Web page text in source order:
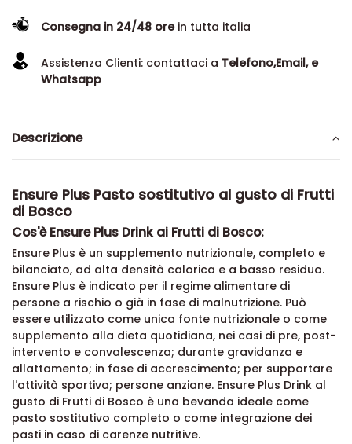
Consegna in 24/48 orein tutta italia
Assistenza Clienti: contattaci a Telefono,Email, e
Whatsapp
Descrizione
Ensure Plus Pasto sostitutivo al gusto di Frutti
di Bosco
Cos'è Ensure Plus Drink ai Frutti di Bosco:
Ensure Plus è un supplemento nutrizionale, completo e
bilanciato, ad alta densità calorica e a basso residuo.
Ensure Plus è indicato per il regime alimentare di
persone a rischio o già in fase di malnutrizione. Può
essere utilizzato come unica fonte nutrizionale o come
supplemento alla dieta quotidiana, nei casi di pre, post-
intervento e convalescenza; durante gravidanza e
allattamento; in fase di accrescimento; per supportare
l'attività sportiva; persone anziane. Ensure Plus Drink al
gusto di Frutti di Bosco è una bevanda ideale come
pasto sostitutivo completo o come integrazione dei
pasti in caso di carenze nutritive.